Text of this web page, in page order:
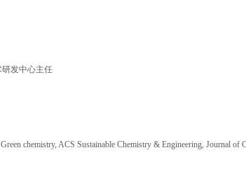
发中心主任
chemistry, ACS Sustainable Chemistry & Engineering, Journal